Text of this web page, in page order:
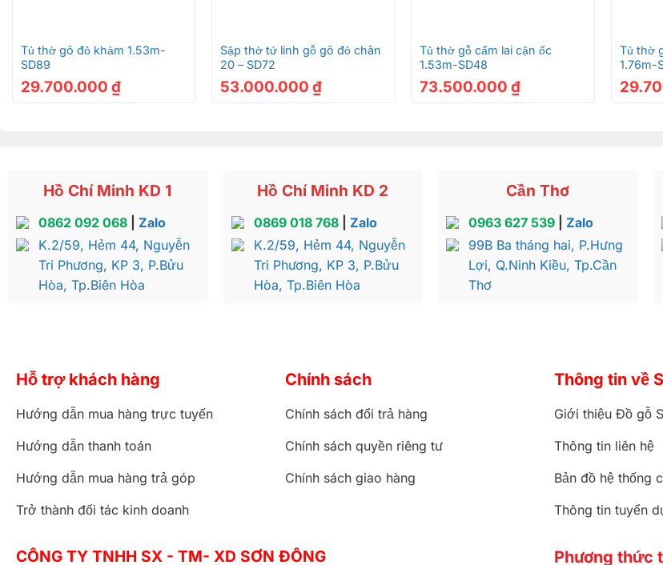
Ban-tho-ong-dia-phong-cach-louis-hoang-gia-SD2114
Tủ thờ gõ đỏ khảm 1.53m-
SD89
29.700.000 ₫
Sập thờ tứ linh gỗ gõ đỏ chân
20 – SD72
53.000.000₫
Tủ thờ gỗ cẩm lai cận ốc
1.53m-SD48
73.500.000₫
Tủ thờ
1.76m-
Hồ Chí Minh KD 1
0862 092 068| Zalo
K.2/59, Hẻm 44, Nguyễn
Tri Phương, KP 3, P.Bửu
Hòa, Tp.Biên Hòa
Hồ Chí Minh KD 2
0869 018 768| Zalo
K.2/59, Hẻm 44, Nguyễn
Tri Phương, KP 3, P.Bửu
Hòa, Tp.Biên Hòa
Cần Thơ
0963 627 539 |Zalo
99B Ba tháng hai, P.Hưng
Lợi, Q.Ninh Kiều, Tp.Cần
Thơ
Hỗ trợ khách hàng
Hướng dẫn mua hàng trực tuyến
Hướng dẫn thanh toán
Hướng dẫn mua hàng trả góp
Trở thành đối tác kinh doanh
Chính sách
Chính sách đổi trả hàng
Chính sách quyền riêng tư
Chính sách giao hàng
Thông tin về
Giới thiệu Đồ gỗ
Thông tin liên hệ
Bản đồ hệ thống
Thông tin tuyển
CÔNG TY TNHH SX - TM- XD SƠN ĐÔNG Phương thức